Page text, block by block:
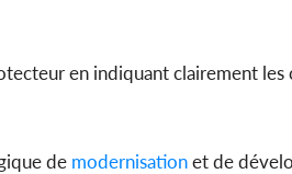
en indiquant clairement
de modernisationet de